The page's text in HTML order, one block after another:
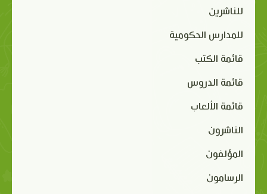
للناشرين
للمدارس الحكومية
قائمة الكتب
قائمة الدروس
قائمة الألعاب
الناشرون
المؤلفون
الرسامون